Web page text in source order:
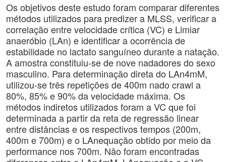
Os objetivos deste estudo foram comparar diferentes
métodos utilizados para predizer a MLSS, verificar a
correlação entre velocidade crítica (VC) e Limiar
anaeróbio (LAn) e identificar a ocorrência de
estabilidade no lactato sanguíneo durante a natação.
A amostra constituiu-se de nove nadadores do sexo
masculino. Para determinação direta do LAn4mM,
utilizou-se três repetições de 400m nado crawl a
80%, 85% e 90% da velocidade máxima. Os
métodos indiretos utilizados foram a VC que foi
determinada a partir da reta de regressão linear
entre distâncias e os respectivos tempos (200m,
400m e 700m) e o LAnequação obtido por meio da
performance nos 700m. Não foram encontradas